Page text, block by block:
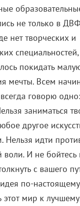
не только в
нет творческих и
покидать
мечты. Всем
говорю
заниматься
другое
идти
И не бойтесь
с вашего
по-
мир к